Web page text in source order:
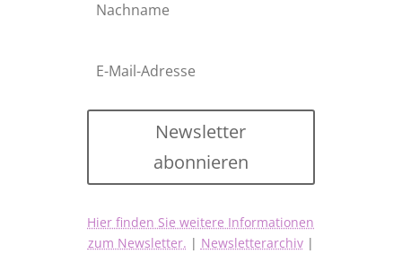
Newsletter
abonnieren
Hier finden Sie weitere Informationen
zum Newsletter. | Newsletterarchiv|